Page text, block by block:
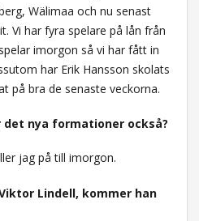
Wälimaa och nu senast
Vi har fyra spelare på lån från
imorgon så vi har fått in
har Erik Hansson skolats
på bra de senaste veckorna.
det nya formationer också?
jag på till imorgon.
Lindell, kommer han